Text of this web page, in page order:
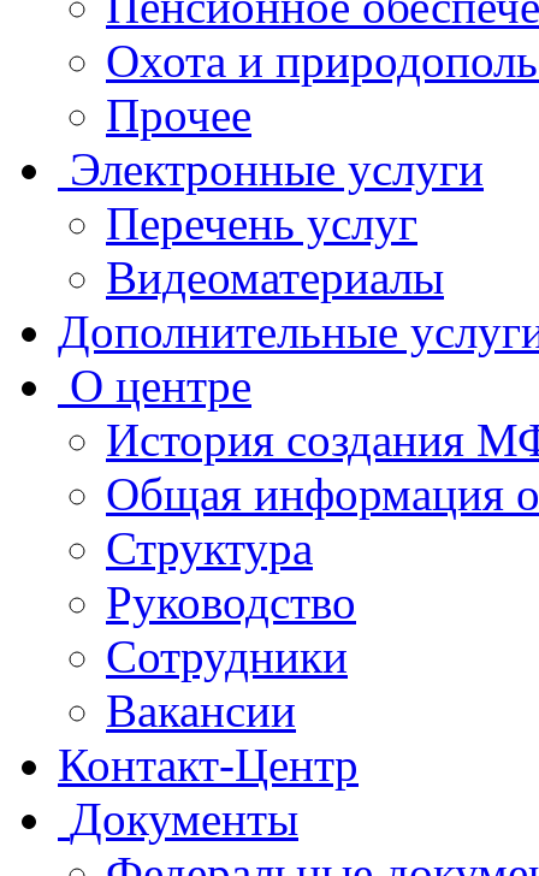
Охота и
Прочее
Электронные услуги
Перечень услуг
Видеоматериалы
Дополнительные
О центре
История создания
Общая
Структура
Руководство
Сотрудники
Вакансии
Контакт-Центр
Документы